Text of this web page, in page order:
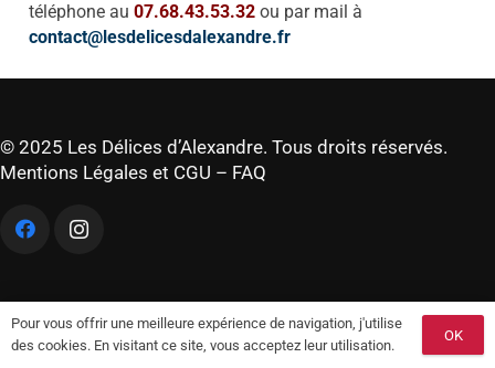
téléphone au 07.68.43.53.32 ou par mail à
contact@lesdelicesdalexandre.fr
© 2025 Les Délices d’Alexandre. Tous droits réservés.
Mentions Légales et CGU – FAQ
Pour vous offrir une meilleure expérience de navigation, j'utilise
des cookies. En visitant ce site, vous acceptez leur utilisation.
OK